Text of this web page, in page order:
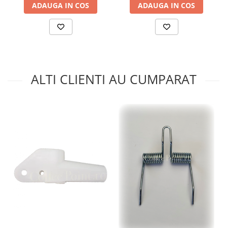
ADAUGA IN COS ADAUGA IN COS
ALTI CLIENTI AU CUMPARAT